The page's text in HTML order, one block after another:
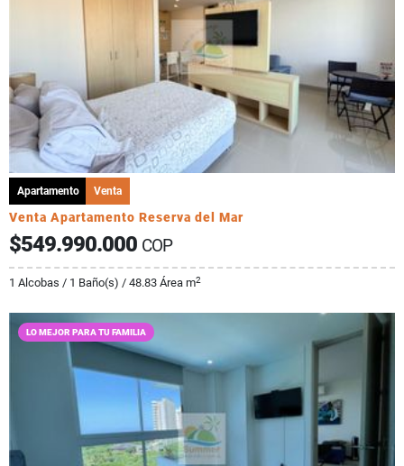
Apartamento Venta
Venta Apartamento Reserva del Mar
$549.990.000 COP
1 Alcobas / 1 Baño(s) / 48.83 Área m2
LO MEJOR PARA TU FAMILIA